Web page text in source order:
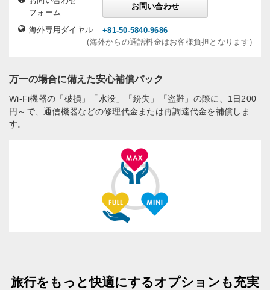
フォーム
お問い合わせ
海外専用ダイヤル
+81-50-5840-9686
(海外からの通話料金はお客様負担となります)
万一の場合に備えた安心補償パック
Wi-Fi機器の「破損」「水没」「紛失」「盗難」の際に、1日200
円～で、通信機器などの修理代金または再調達代金を補償しま
す。
旅行をもっと快適にするオプションも充実